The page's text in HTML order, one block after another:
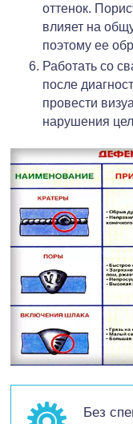
оттенок.
влияет на
поэтому ее
Работать со
после
провести
нарушения
Без